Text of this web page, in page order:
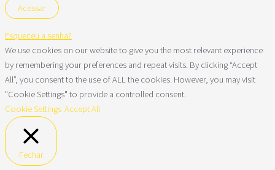
Esqueceu a senha?
We use cookies on our website to give you the most relevant experience
by remembering your preferences and repeat visits. By clicking “Accept
All”, you consent to the use of ALL the cookies. However, you may visit
"Cookie Settings" to provide a controlled consent.
Cookie Settings Accept All
Fechar